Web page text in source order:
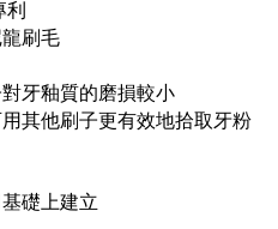
利
刷毛
牙釉質的磨損較小
其他刷子更有效地拾取牙粉
礎上建立